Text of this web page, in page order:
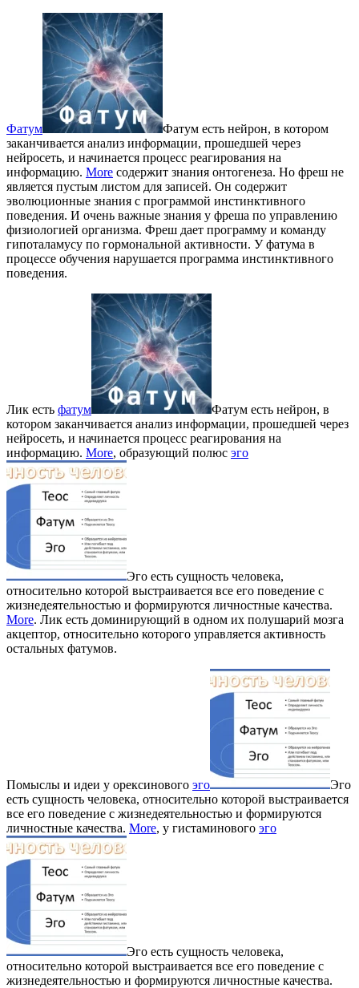
Фатум
Фатум есть нейрон, в котором
заканчивается анализ информации, прошедшей через
нейросеть, и начинается процесс реагирования на
информацию. More содержит знания онтогенеза. Но фреш не
является пустым листом для записей. Он содержит
эволюционные знания с программой инстинктивного
поведения. И очень важные знания у фреша по управлению
физиологией организма. Фреш дает программу и команду
гипоталамусу по гормональной активности. У фатума в
процессе обучения нарушается программа инстинктивного
поведения.
Лик есть фатум
Фатум есть нейрон, в
котором заканчивается анализ информации, прошедшей через
нейросеть, и начинается процесс реагирования на
информацию. More, образующий полюс эго
Эго есть сущность человека,
относительно которой выстраивается все его поведение с
жизнедеятельностью и формируются личностные качества.
More. Лик есть доминирующий в одном их полушарий мозга
акцептор, относительно которого управляется активность
остальных фатумов.
Помыслы и идеи у орексинового эго
Эго
есть сущность человека, относительно которой выстраивается
все его поведение с жизнедеятельностью и формируются
личностные качества. More, у гистаминового эго
Эго есть сущность человека,
относительно которой выстраивается все его поведение с
жизнедеятельностью и формируются личностные качества.